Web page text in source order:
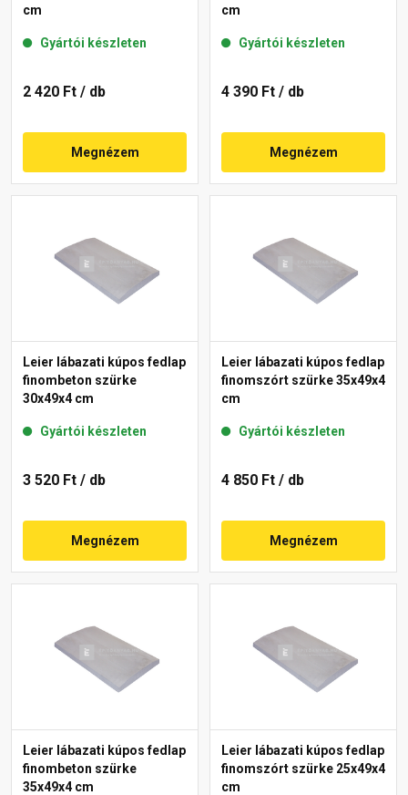
cm
Gyártói készleten
2 420 Ft / db
Megnézem
cm
Gyártói készleten
4 390 Ft / db
Megnézem
Leier lábazati kúpos fedlap
finombeton szürke
30x49x4 cm
Gyártói készleten
3 520 Ft / db
Megnézem
Leier lábazati kúpos fedlap
finomszórt szürke 35x49x4
cm
Gyártói készleten
4 850 Ft / db
Megnézem
Leier lábazati kúpos fedlap
finombeton szürke
35x49x4 cm
Leier lábazati kúpos fedlap
finomszórt szürke 25x49x4
cm